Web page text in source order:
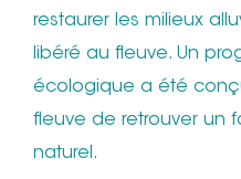
restaurer les milieux
libéré au fleuve. Un
écologique a été
fleuve de retrouver un
naturel.